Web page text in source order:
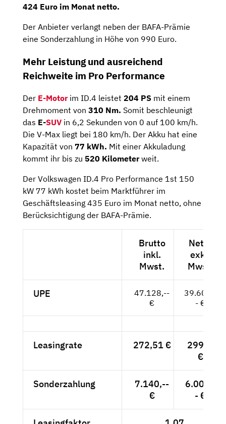
424 Euro im Monat netto.
Der Anbieter verlangt neben der BAFA-Prämie
eine Sonderzahlung in Höhe von 990 Euro.
Mehr Leistung und ausreichend
Reichweite im Pro Performance
Der E-Motorim ID.4 leistet 204 PS mit einem
Drehmoment von 310 Nm. Somit beschleunigt
das E-SUV in 6,2 Sekunden von 0 auf 100 km/h.
Die V-Max liegt bei 180 km/h. Der Akku hat eine
Kapazität von 77 kWh. Mit einer Akkuladung
kommt ihr bis zu 520 Kilometerweit.
Der Volkswagen ID.4 Pro Performance 1st 150
kW 77 kWh kostet beim Marktführer im
Geschäftsleasing 435 Euro im Monat netto, ohne
Berücksichtigung der BAFA-Prämie.
Brutto
inkl.
Mwst.
Netto
exkl.
Mwst.
UPE
47.128,--
€
39.603,-
- €
Leasingrate 272,51 €
299,--
€
Sonderzahlung
7.140,--
€
6.000,-
- €